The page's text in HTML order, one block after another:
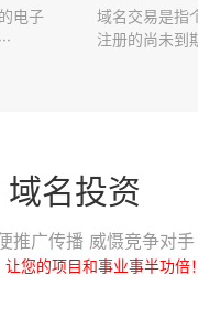
电子
域名交易是指
注册的尚未到
域名投资
推广传播 威慑竞争对
您的项目和事业事半功倍！